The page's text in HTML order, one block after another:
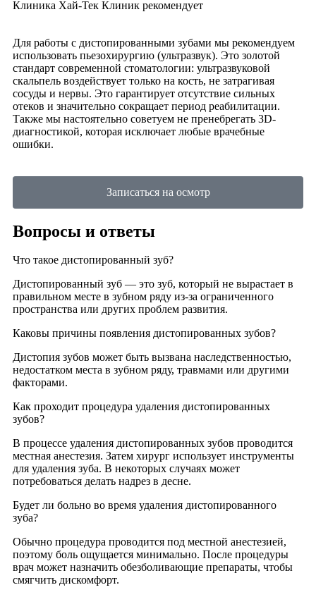
Клиника Хай-Тек Клиник рекомендует
Для работы с дистопированными зубами мы рекомендуем
использовать пьезохирургию (ультразвук). Это золотой
стандарт современной стоматологии: ультразвуковой
скальпель воздействует только на кость, не затрагивая
сосуды и нервы. Это гарантирует отсутствие сильных
отеков и значительно сокращает период реабилитации.
Также мы настоятельно советуем не пренебрегать 3D-
диагностикой, которая исключает любые врачебные
ошибки.
Записаться на осмотр
Вопросы и ответы
Что такое дистопированный зуб?
Дистопированный зуб — это зуб, который не вырастает в
правильном месте в зубном ряду из-за ограниченного
пространства или других проблем развития.
Каковы причины появления дистопированных зубов?
Дистопия зубов может быть вызвана наследственностью,
недостатком места в зубном ряду, травмами или другими
факторами.
Как проходит процедура удаления дистопированных
зубов?
В процессе удаления дистопированных зубов проводится
местная анестезия. Затем хирург использует инструменты
для удаления зуба. В некоторых случаях может
потребоваться делать надрез в десне.
Будет ли больно во время удаления дистопированного
зуба?
Обычно процедура проводится под местной анестезией,
поэтому боль ощущается минимально. После процедуры
врач может назначить обезболивающие препараты, чтобы
смягчить дискомфорт.